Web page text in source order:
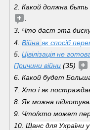
2. Какой должна быть
3. Что даст эта
4. Війна як спосіб
5. Цівілізація не
Причини війни (35)
6. Какой будет
7. Хто і як
8. Як можна
9. Что/кто может
10. Шанс для України